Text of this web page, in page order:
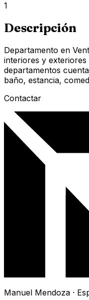
1
Descripción
Departamento en
interiores y exteriores
departamentos
baño, estancia,
Contactar
Manuel Mendoza ·